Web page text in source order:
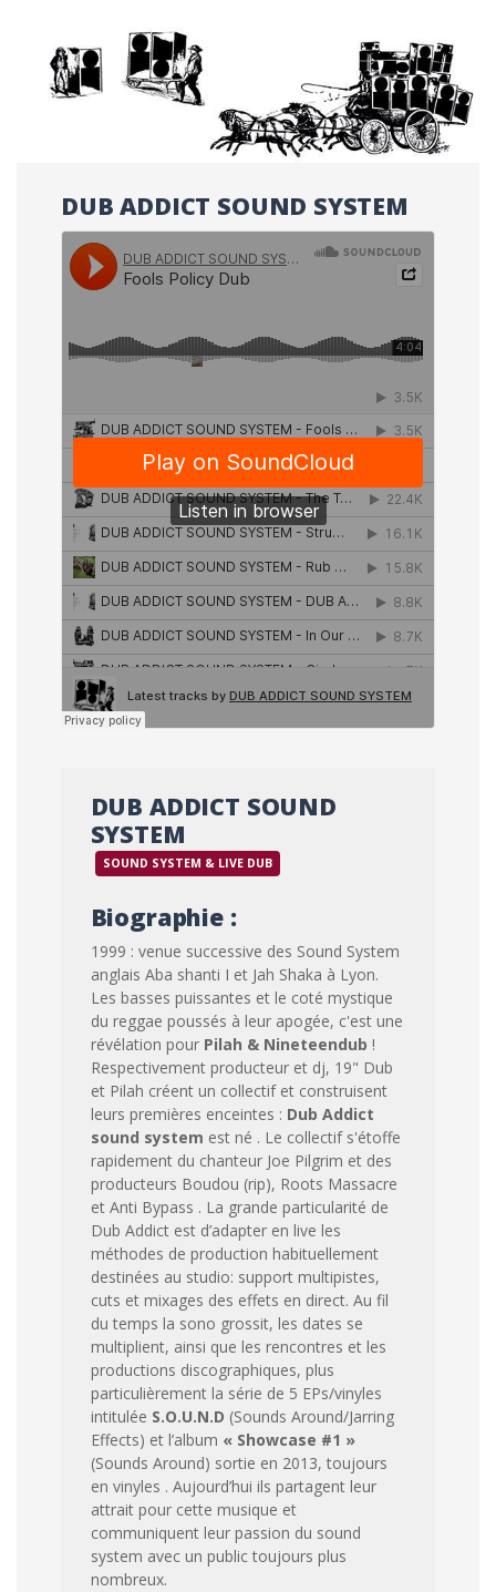
DUB ADDICT SOUND SYSTEM
DUB ADDICT SOUND
SYSTEM
SOUND SYSTEM & LIVE DUB
Biographie :
1999 : venue successive des Sound System
anglais Aba shanti I et Jah Shaka à Lyon.
Les basses puissantes et le coté mystique
du reggae poussés à leur apogée, c'est une
révélation pour Pilah & Nineteendub !
Respectivement producteur et dj, 19" Dub
et Pilah créent un collectif et construisent
leurs premières enceintes : Dub Addict
sound system est né . Le collectif s'étoffe
rapidement du chanteur Joe Pilgrim et des
producteurs Boudou (rip), Roots Massacre
et Anti Bypass . La grande particularité de
Dub Addict est d’adapter en live les
méthodes de production habituellement
destinées au studio: support multipistes,
cuts et mixages des effets en direct. Au fil
du temps la sono grossit, les dates se
multiplient, ainsi que les rencontres et les
productions discographiques, plus
particulièrement la série de 5 EPs/vinyles
intitulée S.O.U.N.D (Sounds Around/Jarring
Effects) et l’album « Showcase #1 »
(Sounds Around) sortie en 2013, toujours
en vinyles . Aujourd’hui ils partagent leur
attrait pour cette musique et
communiquent leur passion du sound
system avec un public toujours plus
nombreux.